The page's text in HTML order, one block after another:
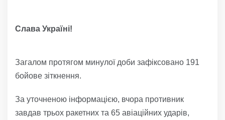
Слава Україні!
Загалом протягом минулої доби зафіксовано 191
бойове зіткнення.
За уточненою інформацією, вчора противник
завдав трьох ракетних та 65 авіаційних ударів,